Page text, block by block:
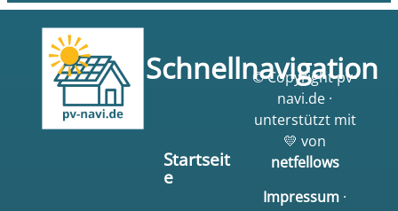
Schnellnavigation
Startseit
e
© Copyright pv-
navi.de ·
unterstützt mit
💛 von
netfellows
Impressum ·